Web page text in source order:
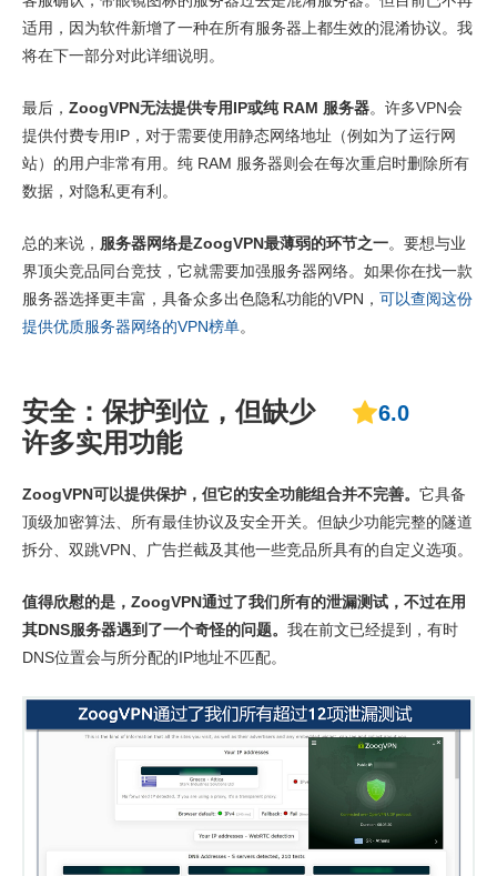
适用，因为软件新增了一种在所有服务器上都生效的混淆协议。我
将在下一部分对此详细说明。
最后， ZoogVPN无法提供专用IP或纯 RAM 服务器。许多VPN会
提供付费专用IP，对于需要使用静态网络地址（例如为了运行网
站）的用户非常有用。纯 RAM 服务器则会在每次重启时删除所有
数据，对隐私更有利。
总的来说， 服务器网络是ZoogVPN最薄弱的环节之一。要想与业
界顶尖竞品同台竞技，它就需要加强服务器网络。如果你在找一款
服务器选择更丰富，具备众多出色隐私功能的VPN， 可以查阅这份
提供优质服务器网络的VPN榜单。
安全：保护到位，但缺少
许多实用功能
6.0
ZoogVPN可以提供保护，但它的安全功能组合并不完善。 它具备
顶级加密算法、所有最佳协议及安全开关。但缺少功能完整的隧道
拆分、双跳VPN、广告拦截及其他一些竞品所具有的自定义选项。
值得欣慰的是，ZoogVPN通过了我们所有的泄漏测试，不过在用
其DNS服务器遇到了一个奇怪的问题。 我在前文已经提到，有时
DNS位置会与所分配的IP地址不匹配。